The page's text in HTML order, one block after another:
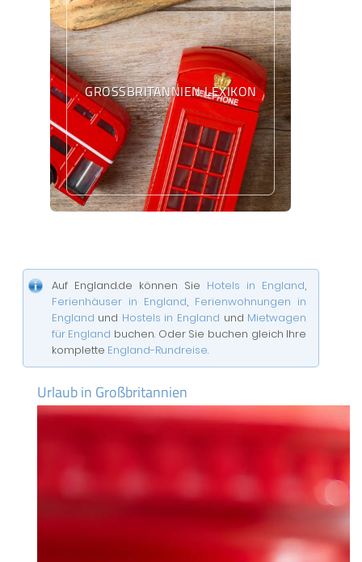
GROSSBRITANNIEN LEXIKON
Auf England.de können Sie Hotels in England,
Ferienhäuser in England, Ferienwohnungen in
England und Hostels in England und Mietwagen
für England buchen. Oder Sie buchen gleich Ihre
komplette England-Rundreise.
Urlaub in Großbritannien